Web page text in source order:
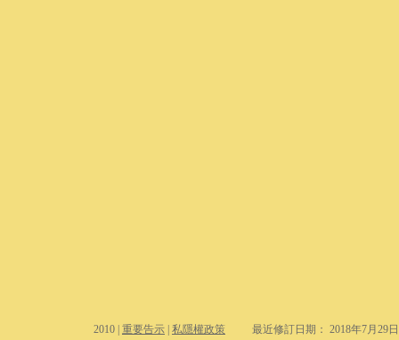
2010 | 重要告示 私隱權政策 最近修訂日期： 2018年7月29日